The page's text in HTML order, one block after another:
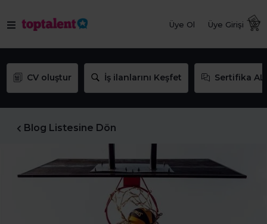
Üye Ol Üye Girişi
CV oluştur İş ilanlarını Keşfet Sertifika AL
Blog Listesine Dön